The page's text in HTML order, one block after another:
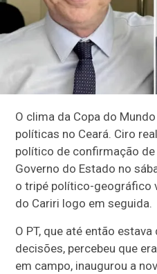
O clima da Copa do
políticas no Ceará. Ciro
político de confirmação
Governo do Estado no
o tripé político-geográfico
do Cariri logo em seguida.
O PT, que até então
decisões, percebeu que
em campo, inaugurou a